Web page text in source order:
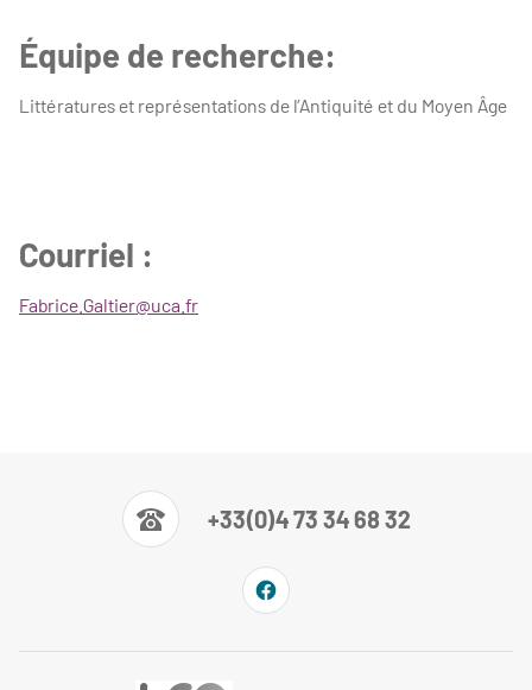
Équipe de recherche:
Littératures et représentations de l’Antiquité et du Moyen Âge
Courriel :
Fabrice.Galtier@uca.fr
+33(0)4 73 34 68 32